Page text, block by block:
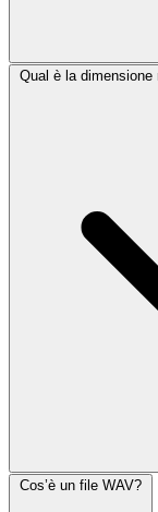
Qual è la
Cos’è un file WAV?